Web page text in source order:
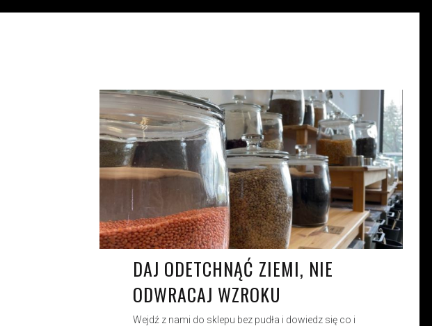
WIKTORIA LEBIODZIK KW. 8, 2022
DAJ ODETCHNĄĆ ZIEMI, NIE
ODWRACAJ WZROKU
Wejdź z nami do sklepu bez pudła i dowiedz się co i